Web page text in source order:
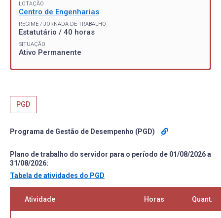
LOTAÇÃO
Centro de Engenharias
REGIME / JORNADA DE TRABALHO
Estatutário / 40 horas
SITUAÇÃO
Ativo Permanente
PGD
Programa de Gestão de Desempenho (PGD)
Plano de trabalho do servidor para o período de 01/08/2026 a
31/08/2026:
Tabela de atividades do PGD
Atividade Horas Quant.